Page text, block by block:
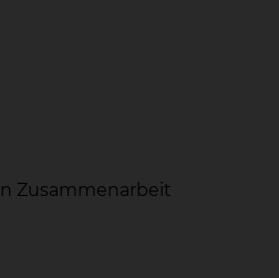
Zusammenarbeit